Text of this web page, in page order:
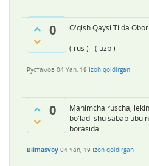
0
O'qish Qaysi Tilda
( rus ) - ( uzb )
Рустамов 04 Yan, 19 Izoh qoldirgan
0
Manimcha ruscha,
bo'ladi shu sabab ubu
borasida.
Bilmasvoy 04 Yan, 19 Izoh qoldirgan